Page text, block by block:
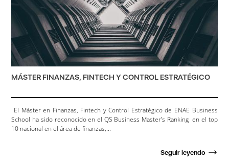
MÁSTER FINANZAS, FINTECH Y CONTROL ESTRATÉGICO
El Máster en Finanzas, Fintech y Control Estratégico de ENAE Business
School ha sido reconocido en el QS Business Master’s Ranking en el top
10 nacional en el área de finanzas,...
Seguir leyendo